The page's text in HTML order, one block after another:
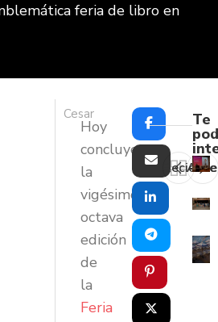
feria de libro en
Cesar
Hoy
concluye
la
vigésimo
octava
edición
de
la
Feria
Reciente
Te